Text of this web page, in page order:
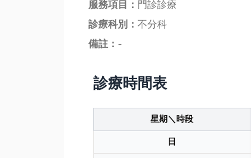
服務項目： 門診診療
診療科別： 不分科
備註： -
診療時間表
星期＼時段
日